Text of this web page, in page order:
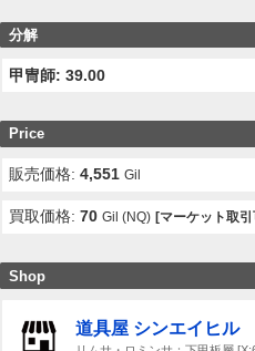
分解
甲冑師: 39.00
Price
販売価格:4,551 Gil
買取価格:70 Gil (NQ) [マーケット取引
Shop
道具屋 シンエイヒル